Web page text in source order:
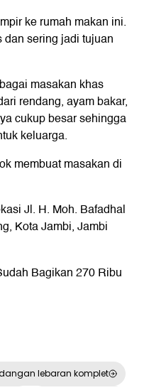
ke rumah makan ini.
sering jadi tujuan
masakan khas
rendang, ayam bakar,
cukup besar sehingga
keluarga.
membuat masakan di
Jl. H. Moh. Bafadhal
Kota Jambi, Jambi
Bagikan 270 Ribu
lebaran komplet